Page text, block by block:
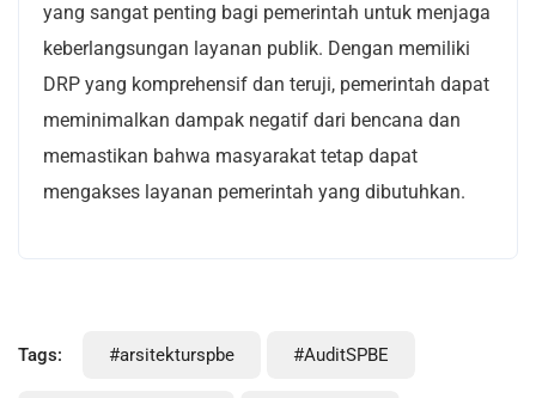
yang sangat penting bagi pemerintah untuk menjaga
keberlangsungan layanan publik. Dengan memiliki
DRP yang komprehensif dan teruji, pemerintah dapat
meminimalkan dampak negatif dari bencana dan
memastikan bahwa masyarakat tetap dapat
mengakses layanan pemerintah yang dibutuhkan.
Tags: #arsitekturspbe #AuditSPBE